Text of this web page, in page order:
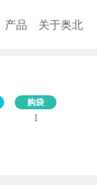
产品 关于奥北
购袋
1